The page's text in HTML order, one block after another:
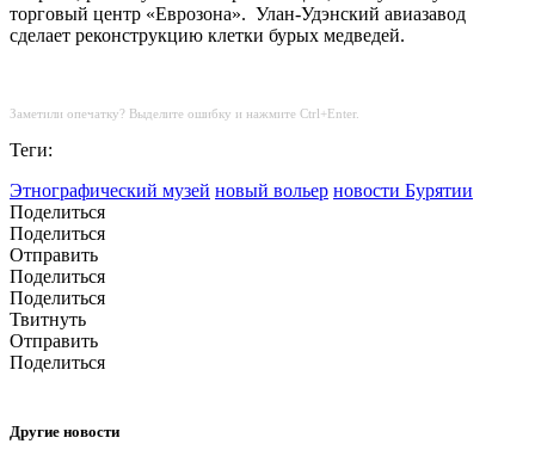
торговый центр «Еврозона». Улан-Удэнский авиазавод
сделает реконструкцию клетки бурых медведей.
Заметили опечатку? Выделите ошибку и нажмите Ctrl+Enter.
Теги:
Этнографический музей новый вольер новости Бурятии
Поделиться
Поделиться
Отправить
Поделиться
Поделиться
Твитнуть
Отправить
Поделиться
Другие новости